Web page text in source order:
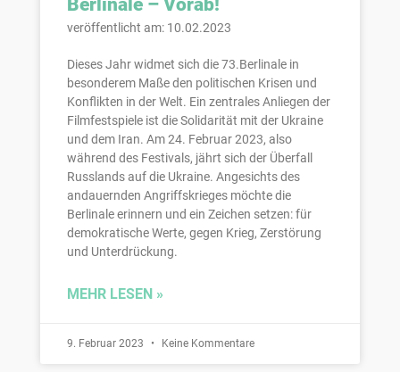
veröffentlicht am: 10.02.2023
Dieses Jahr widmet sich die 73.Berlinale in
besonderem Maße den politischen Krisen und
Konflikten in der Welt. Ein zentrales Anliegen der
Filmfestspiele ist die Solidarität mit der Ukraine
und dem Iran. Am 24. Februar 2023, also
während des Festivals, jährt sich der Überfall
Russlands auf die Ukraine. Angesichts des
andauernden Angriffskrieges möchte die
Berlinale erinnern und ein Zeichen setzen: für
demokratische Werte, gegen Krieg, Zerstörung
und Unterdrückung.
MEHR LESEN »
9. Februar 2023 Keine Kommentare